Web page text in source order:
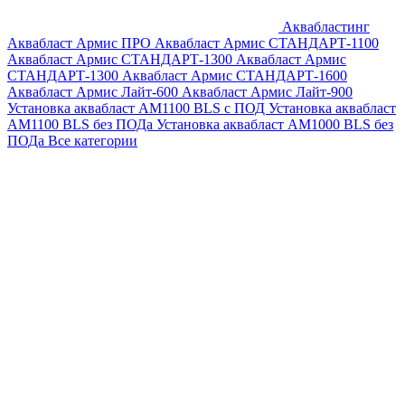
Аквабластинг
Аквабласт Армис ПРО Аквабласт Армис СТАНДАРТ-1100
Аквабласт Армис СТАНДАРТ-1300 Аквабласт Армис
СТАНДАРТ-1300 Аквабласт Армис СТАНДАРТ-1600
Аквабласт Армис Лайт-600 Аквабласт Армис Лайт-900
Установка аквабласт AM1100 BLS с ПОД Установка аквабласт
AM1100 BLS без ПОДа Установка аквабласт AM1000 BLS без
ПОДа Все категории